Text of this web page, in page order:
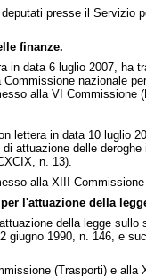
presse il
finanze.
in data 6 luglio 2007,
nazionale
alla VI Commissione
lettera in data 10 luglio
attuazione delle
n. 13).
alla XIII Commissione
l'attuazione della
della legge
giugno 1990, n. 146, e
(Trasporti) e alla